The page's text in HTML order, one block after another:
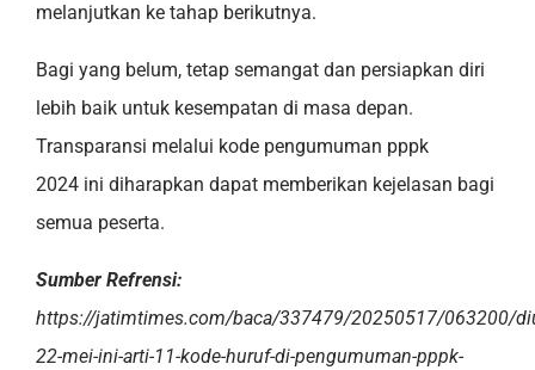
melanjutkan ke tahap berikutnya.
Bagi yang belum, tetap semangat dan persiapkan diri
lebih baik untuk kesempatan di masa depan.
Transparansi melalui kode pengumuman pppk
2024 ini diharapkan dapat memberikan kejelasan bagi
semua peserta.
Sumber Refrensi:
https://jatimtimes.com/baca/337479/20250517/063200/
22-mei-ini-arti-11-kode-huruf-di-pengumuman-pppk-